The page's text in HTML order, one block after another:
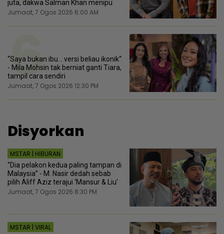
juta, dakwa Salman Khan menipu
Jumaat, 7 Ogos 2026 6:00 AM
6
“Saya bukan ibu... versi beliau ikonik“
- Mila Mohsin tak berniat ganti Tiara,
tampil cara sendiri
Jumaat, 7 Ogos 2026 12:30 PM
Disyorkan
MSTAR | HIBURAN
“Dia pelakon kedua paling tampan di
Malaysia” - M. Nasir dedah sebab
pilih Aliff Aziz terajui ‘Mansur & Liu’
Jumaat, 7 Ogos 2026 8:30 PM
MSTAR | VIRAL